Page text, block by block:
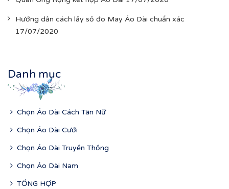
Hướng dẫn cách lấy số đo May Áo Dài chuẩn xác
17/07/2020
Danh mục
Chọn Áo Dài Cách Tân Nữ
Chọn Áo Dài Cưới
Chọn Áo Dài Truyền Thống
Chọn Áo Dài Nam
TỔNG HỢP